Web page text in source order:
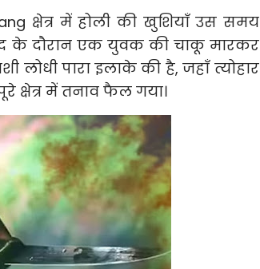
क्षेत्र में होली की खुशियाँ उस समय
के दौरान एक युवक की चाकू मारकर
पारा इलाके की है, जहाँ त्योहार
क्षेत्र में तनाव फैल गया।